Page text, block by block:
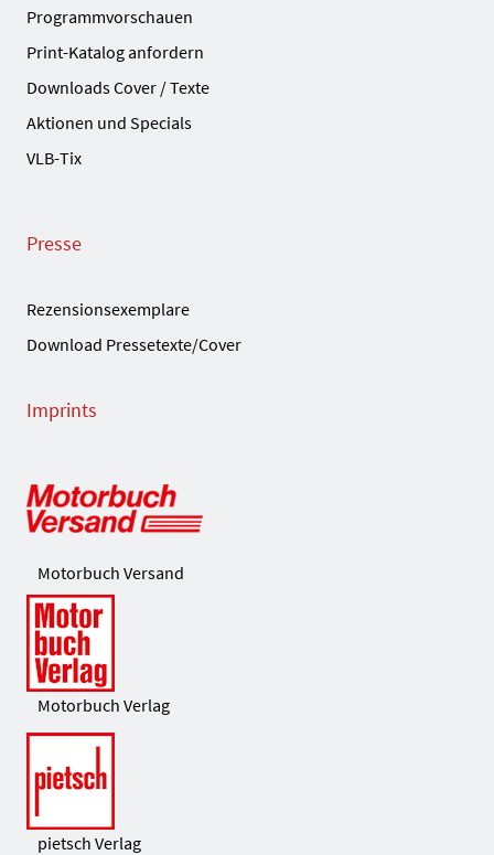
Programmvorschauen
Print-Katalog anfordern
Downloads Cover / Texte
Aktionen und Specials
VLB-Tix
Presse
Rezensionsexemplare
Download Pressetexte/Cover
Imprints
Motorbuch Versand
Motorbuch Verlag
pietsch Verlag